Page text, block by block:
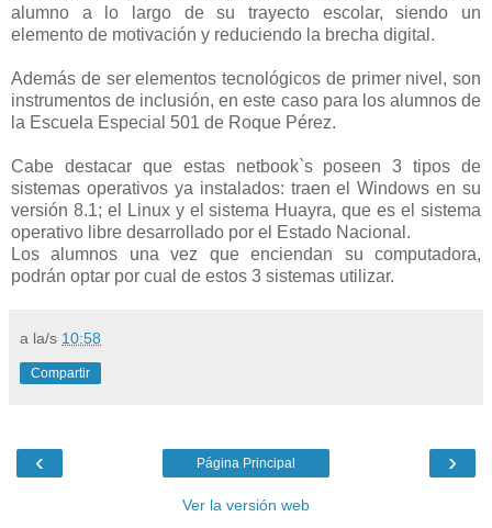
alumno a lo largo de su trayecto escolar, siendo un
elemento de motivación y reduciendo la brecha digital.
Además de ser elementos tecnológicos de primer nivel, son
instrumentos de inclusión, en este caso para los alumnos de
la Escuela Especial 501 de Roque Pérez.
Cabe destacar que estas netbook`s poseen 3 tipos de
sistemas operativos ya instalados: traen el Windows en su
versión 8.1; el Linux y el sistema Huayra, que es el sistema
operativo libre desarrollado por el Estado Nacional.
Los alumnos una vez que enciendan su computadora,
podrán optar por cual de estos 3 sistemas utilizar.
a la/s 10:58
Compartir
‹ ›
Página Principal
Ver la versión web